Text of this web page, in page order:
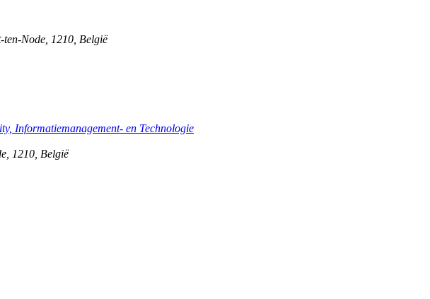
ten-Node 1210 België
Informatiemanagement- en Technologie
1210 België